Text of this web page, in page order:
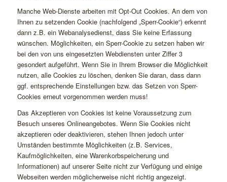
Manche Web-Dienste arbeiten mit Opt-Out Cookies. An dem von
Ihnen zu setzenden Cookie (nachfolgend „Sperr-Cookie“) erkennt
dann z.B. ein Webanalysedienst, dass Sie keine Erfassung
wünschen. Möglichkeiten, ein Sperr-Cookie zu setzen haben wir
bei den von uns eingesetzten Webdiensten unter Ziffer 3
gesondert aufgeführt. Wenn Sie in Ihrem Browser die Möglichkeit
nutzen, alle Cookies zu löschen, denken Sie daran, dass dann
ggf. entsprechende Einstellungen bzw. das Setzen von Sperr-
Cookies erneut vorgenommen werden muss!
Das Akzeptieren von Cookies ist keine Voraussetzung zum
Besuch unseres Onlineangebotes. Wenn Sie Cookies nicht
akzeptieren oder deaktivieren, stehen Ihnen jedoch unter
Umständen bestimmte Möglichkeiten (z.B. Services,
Kaufmöglichkeiten, eine Warenkorbspeicherung und
Informationen) auf unserer Seite nicht zur Verfügung und einige
Webseiten werden möglicherweise nicht richtig angezeigt.